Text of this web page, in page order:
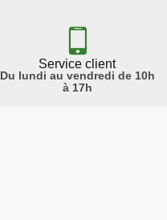
Service client
Du lundi au vendredi de 10h
à 17h